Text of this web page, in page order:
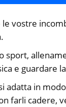
le vostre
sport,
e guardare
adatta in
farli cadere,